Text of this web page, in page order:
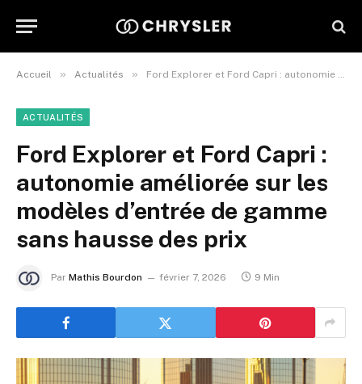
Accueil » Actualités » Ford Explorer et Ford Capri : autonomie améliorée sur les modèles d’entrée de gamme sans hausse des prix
ACTUALITÉS
Ford Explorer et Ford Capri :
autonomie améliorée sur les
modèles d’entrée de gamme
sans hausse des prix
Par Mathis Bourdon février 7, 2026 9 Min